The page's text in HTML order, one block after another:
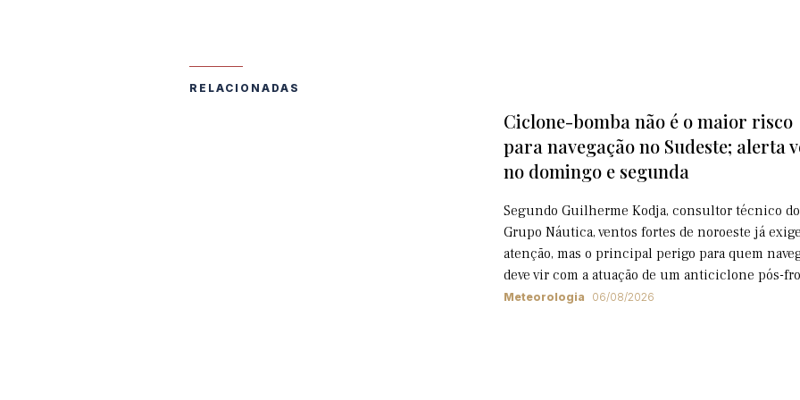
RELACIONADAS
Ciclone-bomba não é o maior risco
para navegação no Sudeste; alerta
no domingo e segunda
Segundo Guilherme Kodja, consultor técnico do
Grupo Náutica, ventos fortes de noroeste já
atenção, mas o principal perigo para quem
deve vir com a atuação de um anticiclone pós-
Meteorologia 06/08/2026